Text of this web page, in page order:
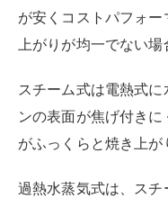
が安くコストパフォ
上がりが均一でない場
スチーム式は電熱式
ンの表面が焦げ付き
がふっくらと焼き上が
過熱水蒸気式は、ス